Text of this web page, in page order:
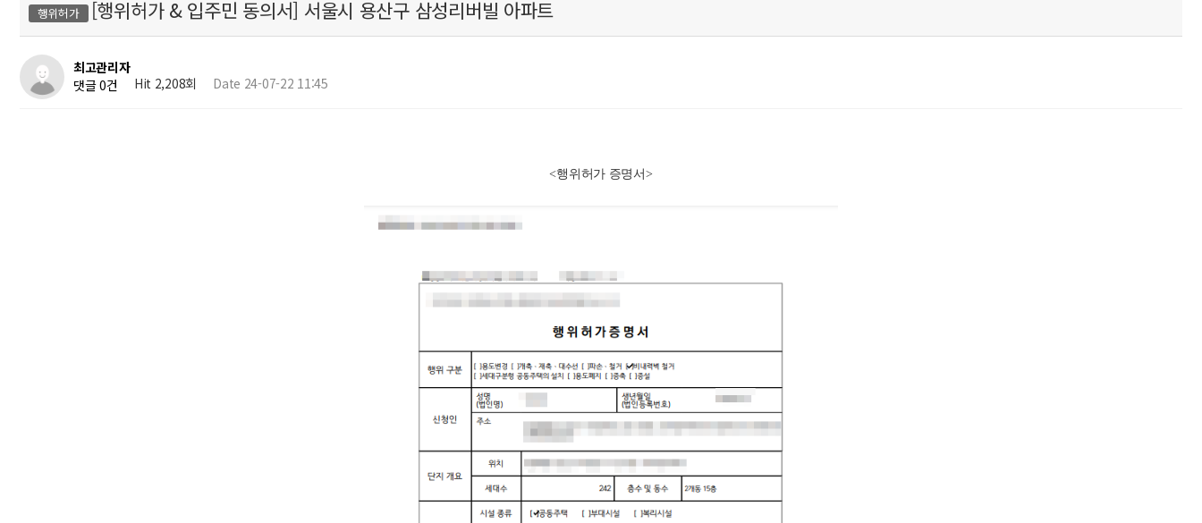
행위허가 [행위허가 & 입주민 동의서] 서울시 용산구 삼성리버빌 아파트
최고관리자
댓글 0건
Hit 2,208회 Date 24-07-22 11:45
<행위허가 증명서 >